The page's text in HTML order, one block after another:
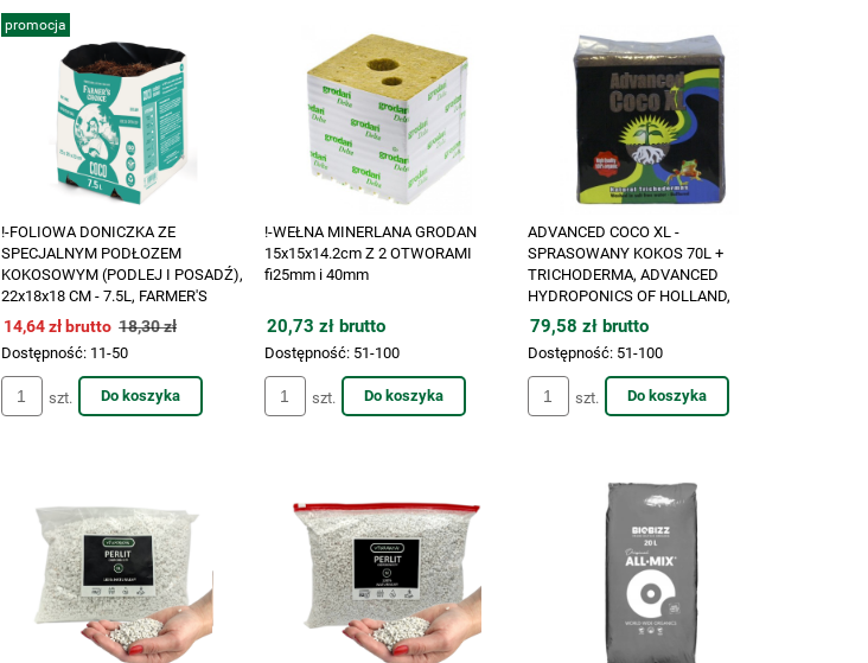
!-FOLIOWA DONICZKA ZE
SPECJALNYM PODŁOZEM
KOKOSOWYM (PODLEJ I POSADŹ),
22x18x18 CM - 7.5L, FARMER'S
CHOICE
14,64 zł brutto 18,30 zł
Dostępność: 11-50
szt. Do koszyka
promocja
!-WEŁNA MINERLANA GRODAN
15x15x14.2cm Z 2 OTWORAMI
fi25mm i 40mm
20,73 zł brutto
Dostępność: 51-100
szt. Do koszyka
ADVANCED COCO XL -
SPRASOWANY KOKOS 70L +
TRICHODERMA, ADVANCED
HYDROPONICS OF HOLLAND,
KOSTKA
79,58 zł brutto
Dostępność: 51-100
szt. Do koszyka